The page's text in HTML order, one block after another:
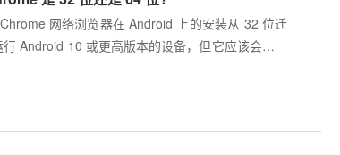
网络浏览器在 Android 上的安装从 32 位迁
Android 10 或更高版本的设备，但它应该会对浏